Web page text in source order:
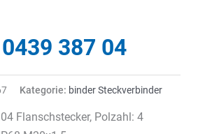
387 04
Kategorie: binder Steckverbinder
Flanschstecker, Polzahl: 4